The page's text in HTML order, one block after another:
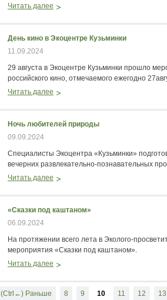
Читать далее
День кино в Экоцентре Кузьминки
11.09.2024
29 августа в Экоцентре Кузьминки прошло
российского кино, отмечаемого ежегодно
Читать далее
Ночь любителей природы
09.09.2024
Специалисты Экоцентра «Кузьминки»
вечерних развлекательно-познавательных
Читать далее
«Сказки под каштаном»
06.09.2024
На протяжении всего лета в Эколого-
мероприятия «Сказки под каштаном».
Читать далее
(Ctrl←) Раньше 8 9 10 11 12 13